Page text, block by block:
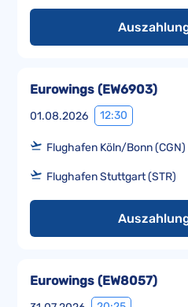
01.08.2026 12:30
Eurowings (EW6903)
Flughafen Köln/Bonn (CGN)
Flughafen Stuttgart (STR)
Eurowings (EW8057)